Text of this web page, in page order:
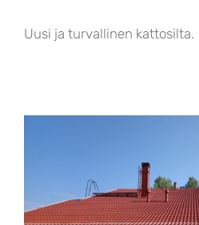
Uusi ja turvallinen kattosilta.